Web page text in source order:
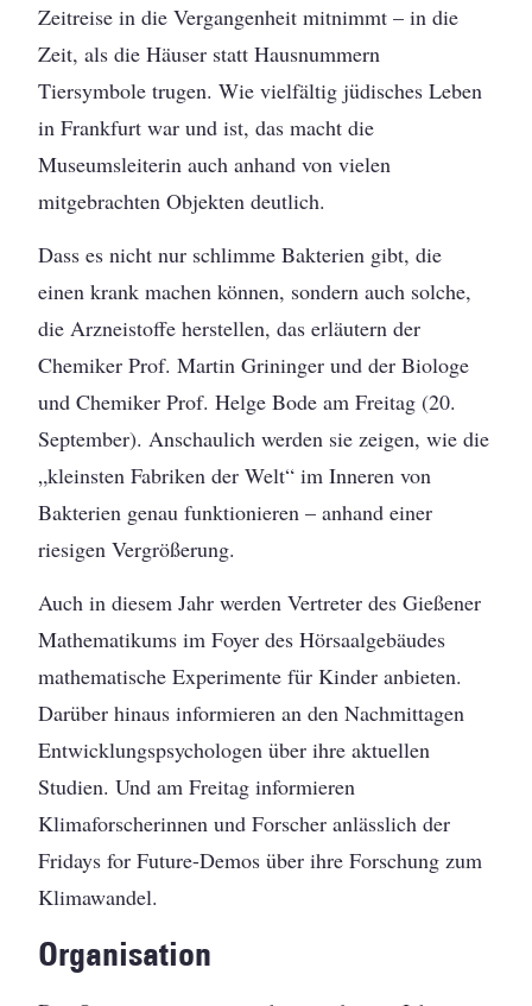
Zeitreise in die Vergangenheit mitnimmt – in die
Zeit, als die Häuser statt Hausnummern
Tiersymbole trugen. Wie vielfältig jüdisches Leben
in Frankfurt war und ist, das macht die
Museumsleiterin auch anhand von vielen
mitgebrachten Objekten deutlich.
Dass es nicht nur schlimme Bakterien gibt, die
einen krank machen können, sondern auch solche,
die Arzneistoffe herstellen, das erläutern der
Chemiker Prof. Martin Grininger und der Biologe
und Chemiker Prof. Helge Bode am Freitag (20.
September). Anschaulich werden sie zeigen, wie die
„kleinsten Fabriken der Welt“ im Inneren von
Bakterien genau funktionieren – anhand einer
riesigen Vergrößerung.
Auch in diesem Jahr werden Vertreter des Gießener
Mathematikums im Foyer des Hörsaalgebäudes
mathematische Experimente für Kinder anbieten.
Darüber hinaus informieren an den Nachmittagen
Entwicklungspsychologen über ihre aktuellen
Studien. Und am Freitag informieren
Klimaforscherinnen und Forscher anlässlich der
Fridays for Future-Demos über ihre Forschung zum
Klimawandel.
Organisation